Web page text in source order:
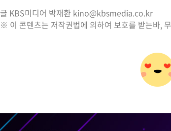
글 KBS미디어 박재환 kino@kbsmedia.co.kr
※ 이 콘텐츠는 저작권법에 의하여 보호를 받는바,